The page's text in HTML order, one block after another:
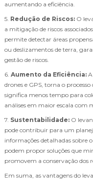
aumentando a eficiência.
5. Redução de Riscos: O
a mitigação de riscos
permite detectar áreas
ou deslizamentos de terra,
gestão de riscos.
6. Aumento da Eficiência:
drones e GPS, torna o
significa menos tempo para
análises em maior escala com
7. Sustentabilidade: O
pode contribuir para um
informações detalhadas sobre
podem propor soluções que
promovem a conservação dos
Em suma, as vantagens do